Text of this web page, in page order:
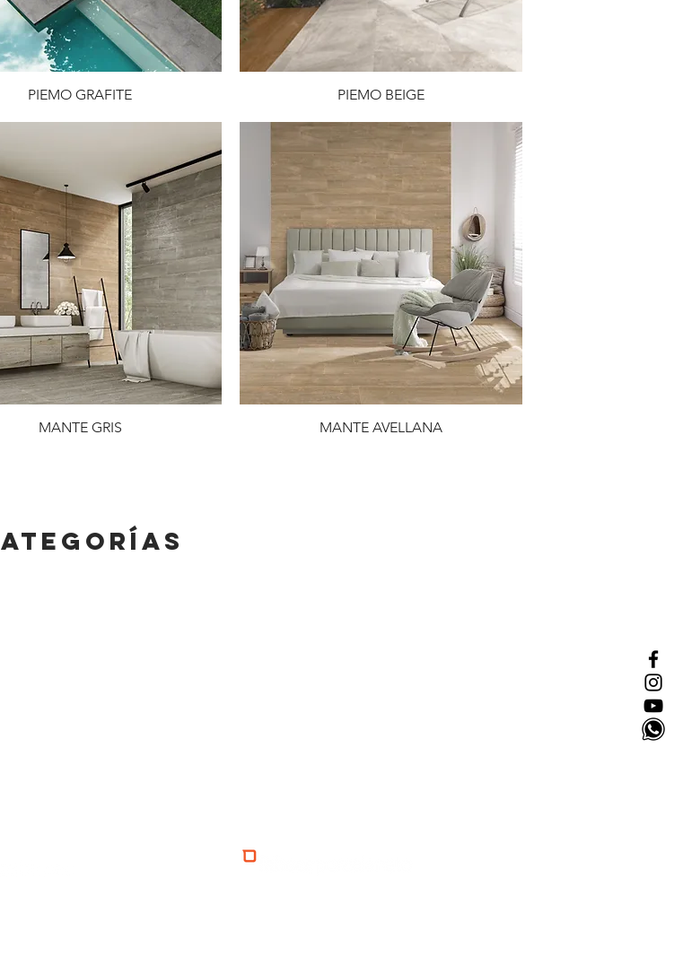
PIEMO GRAFITE PIEMO BEIGE
MANTE GRIS MANTE AVELLANA